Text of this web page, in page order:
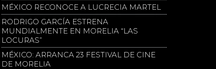
MÉXICO RECONOCE A LUCRECIA MARTEL
RODRIGO GARCÍA ESTRENA
MUNDIALMENTE EN MORELIA “LAS
LOCURAS”
MÉXICO: ARRANCA 23 FESTIVAL DE CINE
DE MORELIA